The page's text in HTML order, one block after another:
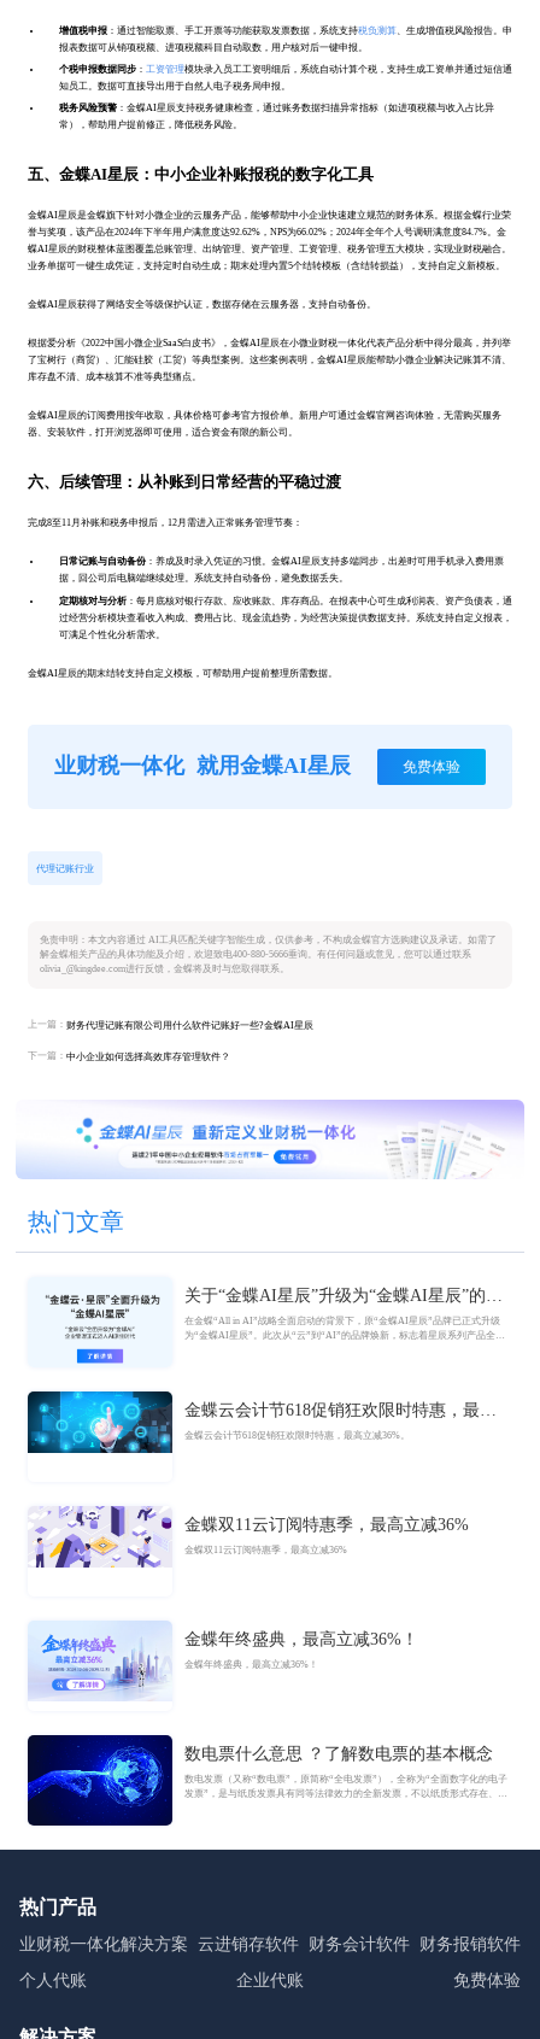
增值税申报：通过智能取票、手工开票等功能获取发票数据，系统支持税负测算、生成增值税风险报告。申
报表数据可从销项税额、进项税额科目自动取数，用户核对后一键申报。
个税申报数据同步： 工资管理模块录入员工工资明细后，系统自动计算个税，支持生成工资单并通过短信通
知员工。数据可直接导出用于自然人电子税务局申报。
税务风险预警：金蝶AI星辰支持税务健康检查，通过账务数据扫描异常指标（如进项税额与收入占比异
常），帮助用户提前修正，降低税务风险。
五、金蝶AI星辰：中小企业补账报税的数字化工具
金蝶AI星辰是金蝶旗下针对小微企业的云服务产品，能够帮助中小企业快速建立规范的财务体系。根据金蝶行业荣
誉与奖项，该产品在2024年下半年用户满意度达92.62%，NPS为66.02%；2024年全年个人号调研满意度84.7%。金
蝶AI星辰的财税整体蓝图覆盖总账管理、出纳管理、资产管理、工资管理、税务管理五大模块，实现业财税融合。
业务单据可一键生成凭证，支持定时自动生成；期末处理内置5个结转模板（含结转损益），支持自定义新模板。
金蝶AI星辰获得了网络安全等级保护认证，数据存储在云服务器，支持自动备份。
根据爱分析《2022中国小微企业SaaS白皮书》，金蝶AI星辰在小微业财税一体化代表产品分析中得分最高，并列举
了宝树行（商贸）、汇能硅胶（工贸）等典型案例。这些案例表明，金蝶AI星辰能帮助小微企业解决记账算不清、
库存盘不清、成本核算不准等典型痛点。
金蝶AI星辰的订阅费用按年收取，具体价格可参考官方报价单。新用户可通过金蝶官网咨询体验，无需购买服务
器、安装软件，打开浏览器即可使用，适合资金有限的新公司。
六、后续管理：从补账到日常经营的平稳过渡
完成8至11月补账和税务申报后，12月需进入正常账务管理节奏：
日常记账与自动备份：养成及时录入凭证的习惯。金蝶AI星辰支持多端同步，出差时可用手机录入费用票
据，回公司后电脑端继续处理。系统支持自动备份，避免数据丢失。
定期核对与分析：每月底核对银行存款、应收账款、库存商品。在报表中心可生成利润表、资产负债表，通
过经营分析模块查看收入构成、费用占比、现金流趋势，为经营决策提供数据支持。系统支持自定义报表，
可满足个性化分析需求。
金蝶AI星辰的期末结转支持自定义模板，可帮助用户提前整理所需数据。
业财税一体化 就用金蝶AI星辰 免费体验
代理记账行业
免责申明：本文内容通过 AI工具匹配关键字智能生成，仅供参考，不构成金蝶官方选购建议及承诺。如需了
解金蝶相关产品的具体功能及介绍，欢迎致电400-880-5666垂询。有任何问题或意见，您可以通过联系
olivia_@kingdee.com进行反馈，金蝶将及时与您取得联系。
上一篇：财务代理记账有限公司用什么软件记账好一些?金蝶AI星辰
下一篇：中小企业如何选择高效库存管理软件？
热门文章
关于“金蝶AI星辰”升级为“金蝶AI星辰”的官
方公告
在金蝶“All in AI”战略全面启动的背景下，原“金蝶AI星辰”品牌已正式升级
为“金蝶AI星辰”。此次从“云”到“AI”的品牌焕新，标志着星辰系列产品全面
金蝶云会计节618促销狂欢限时特惠，最高
立减36%
金蝶云会计节618促销狂欢限时特惠，最高立减36%。
金蝶双11云订阅特惠季，最高立减36%
金蝶双11云订阅特惠季，最高立减36%
金蝶年终盛典，最高立减36%！
金蝶年终盛典，最高立减36%！
数电票什么意思 ？了解数电票的基本概念
数电发票（又称“数电票”，原简称“全电发票”），全称为“全面数字化的电子
发票”，是与纸质发票具有同等法律效力的全新发票，不以纸质形式存在、不
热门产品
业财税一体化解决方案 云进销存软件 财务会计软件 财务报销软件
个人代账
企业代账 免费体验